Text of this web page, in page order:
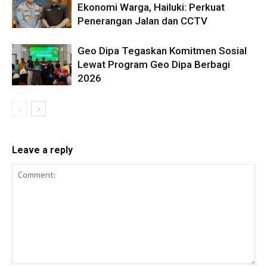
Ekonomi Warga, Hailuki: Perkuat
Penerangan Jalan dan CCTV
Geo Dipa Tegaskan Komitmen Sosial
Lewat Program Geo Dipa Berbagi
2026
Leave a reply